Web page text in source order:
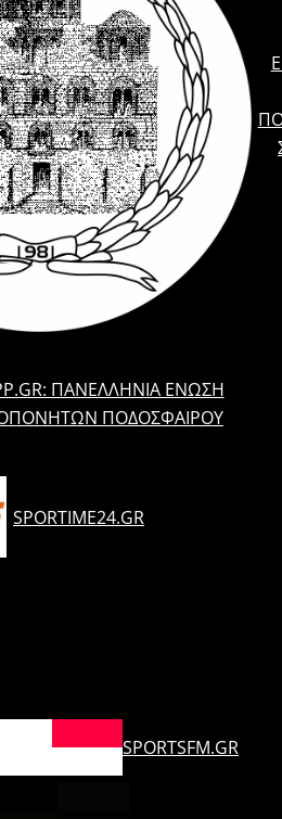
ΠΑΝΕΛΛΉΝΙΑ ΈΝΩΣΗ
ΠΟΔΟΣΦΑΊΡΟΥ
SPORTIME24.GR
SPORTSFM.GR